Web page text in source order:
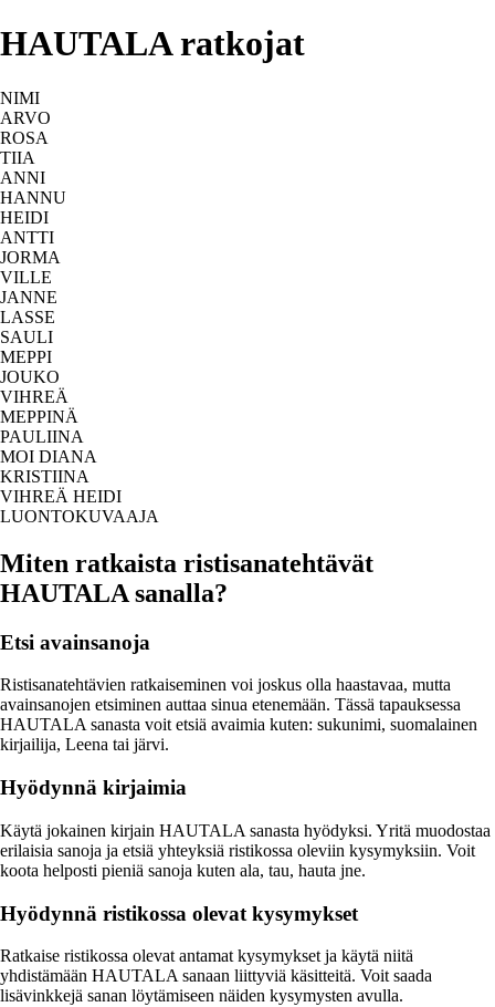
HAUTALA ratkojat
NIMI
ARVO
ROSA
TIIA
ANNI
HANNU
HEIDI
ANTTI
JORMA
VILLE
JANNE
LASSE
SAULI
MEPPI
JOUKO
VIHREÄ
MEPPINÄ
PAULIINA
MOI DIANA
KRISTIINA
VIHREÄ HEIDI
LUONTOKUVAAJA
Miten ratkaista ristisanatehtävät
HAUTALA sanalla?
Etsi avainsanoja
Ristisanatehtävien ratkaiseminen voi joskus olla haastavaa, mutta
avainsanojen etsiminen auttaa sinua etenemään. Tässä tapauksessa
HAUTALA sanasta voit etsiä avaimia kuten: sukunimi, suomalainen
kirjailija, Leena tai järvi.
Hyödynnä kirjaimia
Käytä jokainen kirjain HAUTALA sanasta hyödyksi. Yritä muodostaa
erilaisia sanoja ja etsiä yhteyksiä ristikossa oleviin kysymyksiin. Voit
koota helposti pieniä sanoja kuten ala, tau, hauta jne.
Hyödynnä ristikossa olevat kysymykset
Ratkaise ristikossa olevat antamat kysymykset ja käytä niitä
yhdistämään HAUTALA sanaan liittyviä käsitteitä. Voit saada
lisävinkkejä sanan löytämiseen näiden kysymysten avulla.